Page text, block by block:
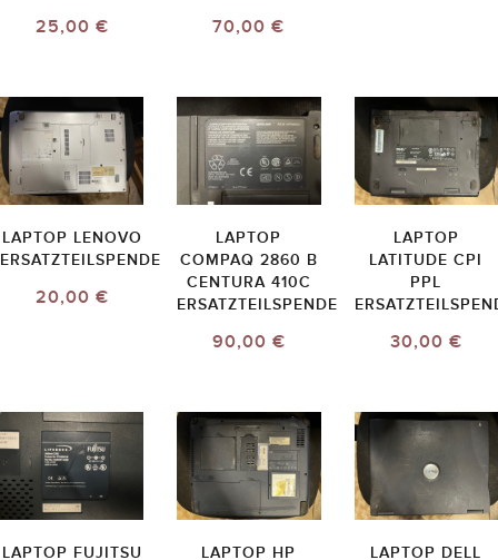
25,00 € 70,00 €
LAPTOP LENOVO
ERSATZTEILSPENDE
20,00 €
LAPTOP
COMPAQ 2860 B
CENTURA 410C
ERSATZTEILSPENDE
90,00 €
LAPTOP
LATITUDE CPI
PPL
30,00 €
LAPTOP FUJITSU
LAPTOP HP
LAPTOP DELL